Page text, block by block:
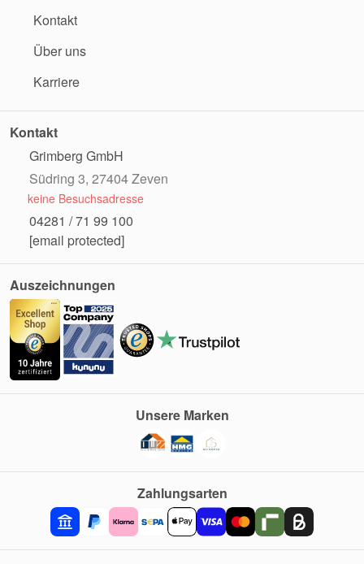
Kontakt
Über uns
Karriere
Kontakt
Grimberg GmbH
Südring 3, 27404 Zeven
keine Besuchsadresse
04281 / 71 99 100
[email protected]
Auszeichnungen
Zahlungsarten
Unsere Marken